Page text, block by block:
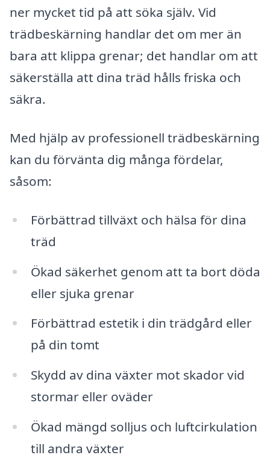
ner mycket tid på att söka själv. Vid
trädbeskärning handlar det om mer än
bara att klippa grenar; det handlar om att
säkerställa att dina träd hålls friska och
säkra.
Med hjälp av professionell trädbeskärning
kan du förvänta dig många fördelar,
såsom:
Förbättrad tillväxt och hälsa för dina
träd
Ökad säkerhet genom att ta bort döda
eller sjuka grenar
Förbättrad estetik i din trädgård eller
på din tomt
Skydd av dina växter mot skador vid
stormar eller oväder
Ökad mängd solljus och luftcirkulation
till andra växter